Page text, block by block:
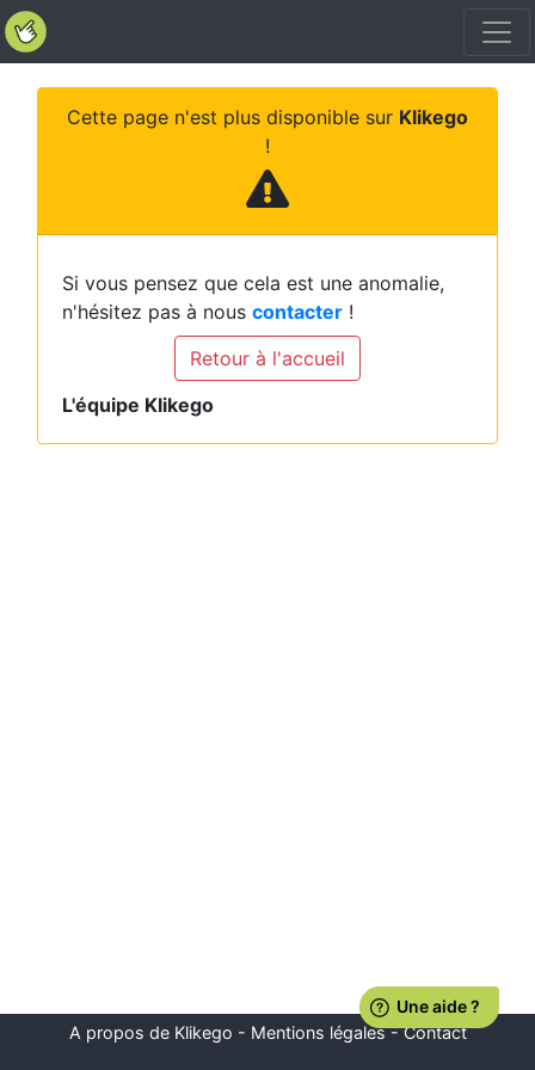
Cette page n'est plus disponible sur Klikego
!
Si vous pensez que cela est une anomalie,
n'hésitez pas à nous contacter !
Retour à l'accueil
L'équipe Klikego
A propos de Klikego - Mentions légales-Contact